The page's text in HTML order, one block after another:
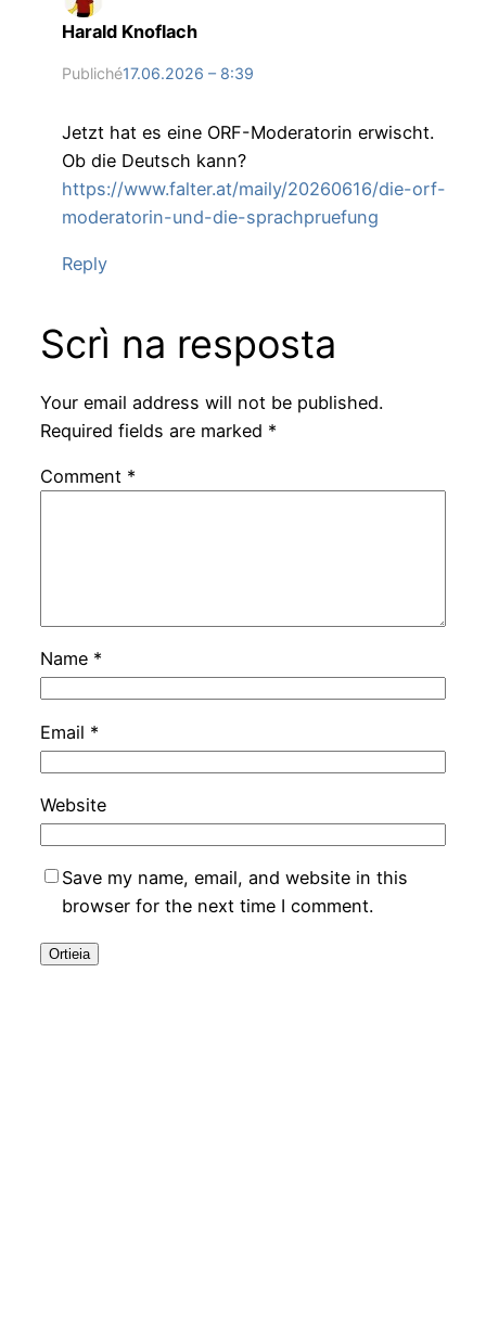
Harald Knoflach
Publiché17.06.2026 – 8:39
Jetzt hat es eine ORF-Moderatorin erwischt.
Ob die Deutsch kann?
https://www.falter.at/maily/20260616/die-orf-
moderatorin-und-die-sprachpruefung
Reply
Scrì na resposta
Your email address will not be published.
Required fields are marked *
Comment *
Name *
Email *
Website
Save my name, email, and website in this
browser for the next time I comment.